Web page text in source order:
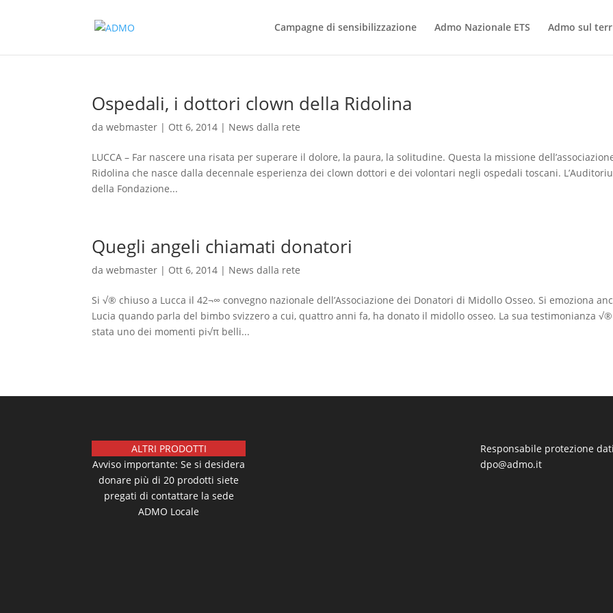
Campagne di sensibilizzazione Admo Nazionale ETS Admo sul
Ospedali, i dottori clown della Ridolina
dawebmaster | Ott 6, 2014 | News dalla rete
LUCCA – Far nascere una risata per superare il dolore, la paura, la solitudine. Questa la missione
Ridolina che nasce dalla decennale esperienza dei clown dottori e dei volontari negli ospedali toscani.
della Fondazione...
Quegli angeli chiamati donatori
dawebmaster | Ott 6, 2014 | News dalla rete
Si √® chiuso a Lucca il 42¬∞ convegno nazionale dell’Associazione dei Donatori di Midollo Osseo. Si emoziona
Lucia quando parla del bimbo svizzero a cui, quattro anni fa, ha donato il midollo osseo. La sua testimonianza √®
stata uno dei momenti pi√π belli...
ALTRI PRODOTTI
Avviso importante: Se si desidera
donare più di 20 prodotti siete
pregati di contattare la sede
ADMO Locale
Responsabile protezione
dpo@admo.it